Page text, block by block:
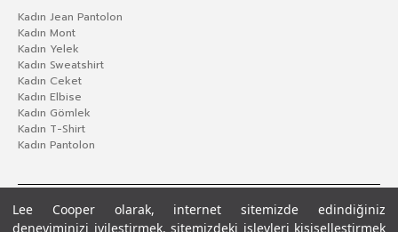
Lee Cooper olarak, internet sitemizde edindiğiniz
deneyiminizi iyileştirmek, sitemizdeki işlevleri kişiselleştirmek
Kadın Jean Pantolon
Kadın Mont
Kadın Yelek
Kadın Sweatshirt
Kadın Ceket
Kadın Elbise
Kadın Gömlek
Kadın T-Shirt
Kadın Pantolon